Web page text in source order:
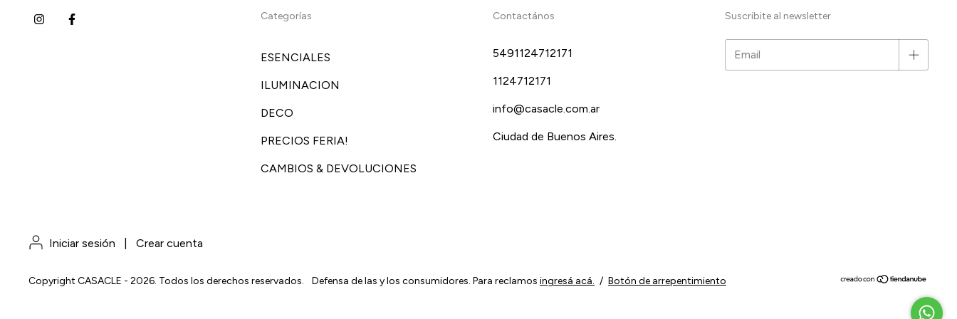
Categorías
ESENCIALES
ILUMINACION
DECO
PRECIOS FERIA!
CAMBIOS & DEVOLUCIONES
Contactános
5491124712171
1124712171
info@casacle.com.ar
Ciudad de Buenos Aires.
Suscribite al newsletter
Iniciar sesión Crear cuenta
Copyright CASACLE - 2026. Todos los derechos reservados. Defensa de las y los consumidores. Para reclamos ingresá acá. / Botón de arrepentimiento